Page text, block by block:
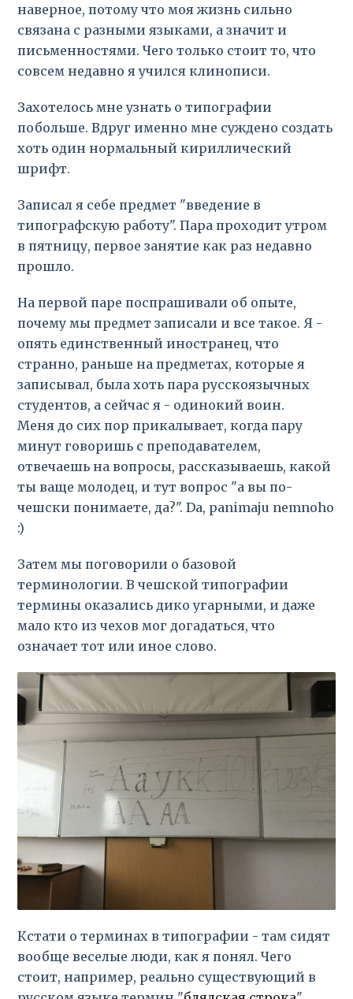
наверное, потому что моя жизнь сильно
связана с разными языками, а значит и
письменностями. Чего только стоит то, что
совсем недавно я учился клинописи.
Захотелось мне узнать о типографии
побольше. Вдруг именно мне суждено создать
хоть один нормальный кириллический
шрифт.
Записал я себе предмет "введение в
типографскую работу". Пара проходит утром
в пятницу, первое занятие как раз недавно
прошло.
На первой паре поспрашивали об опыте,
почему мы предмет записали и все такое. Я -
опять единственный иностранец, что
странно, раньше на предметах, которые я
записывал, была хоть пара русскоязычных
студентов, а сейчас я - одинокий воин.
Меня до сих пор прикалывает, когда пару
минут говоришь с преподавателем,
отвечаешь на вопросы, рассказываешь, какой
ты ваще молодец, и тут вопрос "а вы по-
чешски понимаете, да?". Da, panimaju nemnoho
:)
Затем мы поговорили о базовой
терминологии. В чешской типографии
термины оказались дико угарными, и даже
мало кто из чехов мог догадаться, что
означает тот или иное слово.
Кстати о терминах в типографии - там сидят
вообще веселые люди, как я понял. Чего
стоит, например, реально существующий в